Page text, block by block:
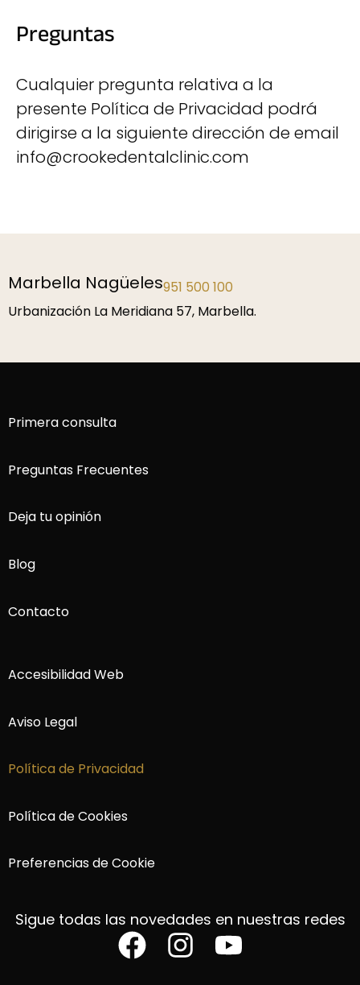
Preguntas
Cualquier pregunta relativa a la
presente Política de Privacidad podrá
dirigirse a la siguiente dirección de email
info@crookedentalclinic.com
951 500 100
57, Marbella.
P.º de la Farola 1,
Primera consulta
Preguntas Frecuentes
Deja tu opinión
Blog
Contacto
Accesibilidad Web
Aviso Legal
Política de Privacidad
Política de Cookies
Preferencias de Cookie
Sigue todas las novedades en nuestras redes